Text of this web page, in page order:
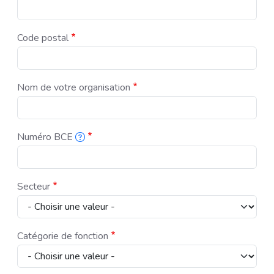
Code postal
Nom de votre organisation
Numéro BCE
Secteur
Catégorie de fonction